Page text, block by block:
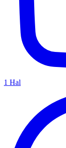
1 Hal